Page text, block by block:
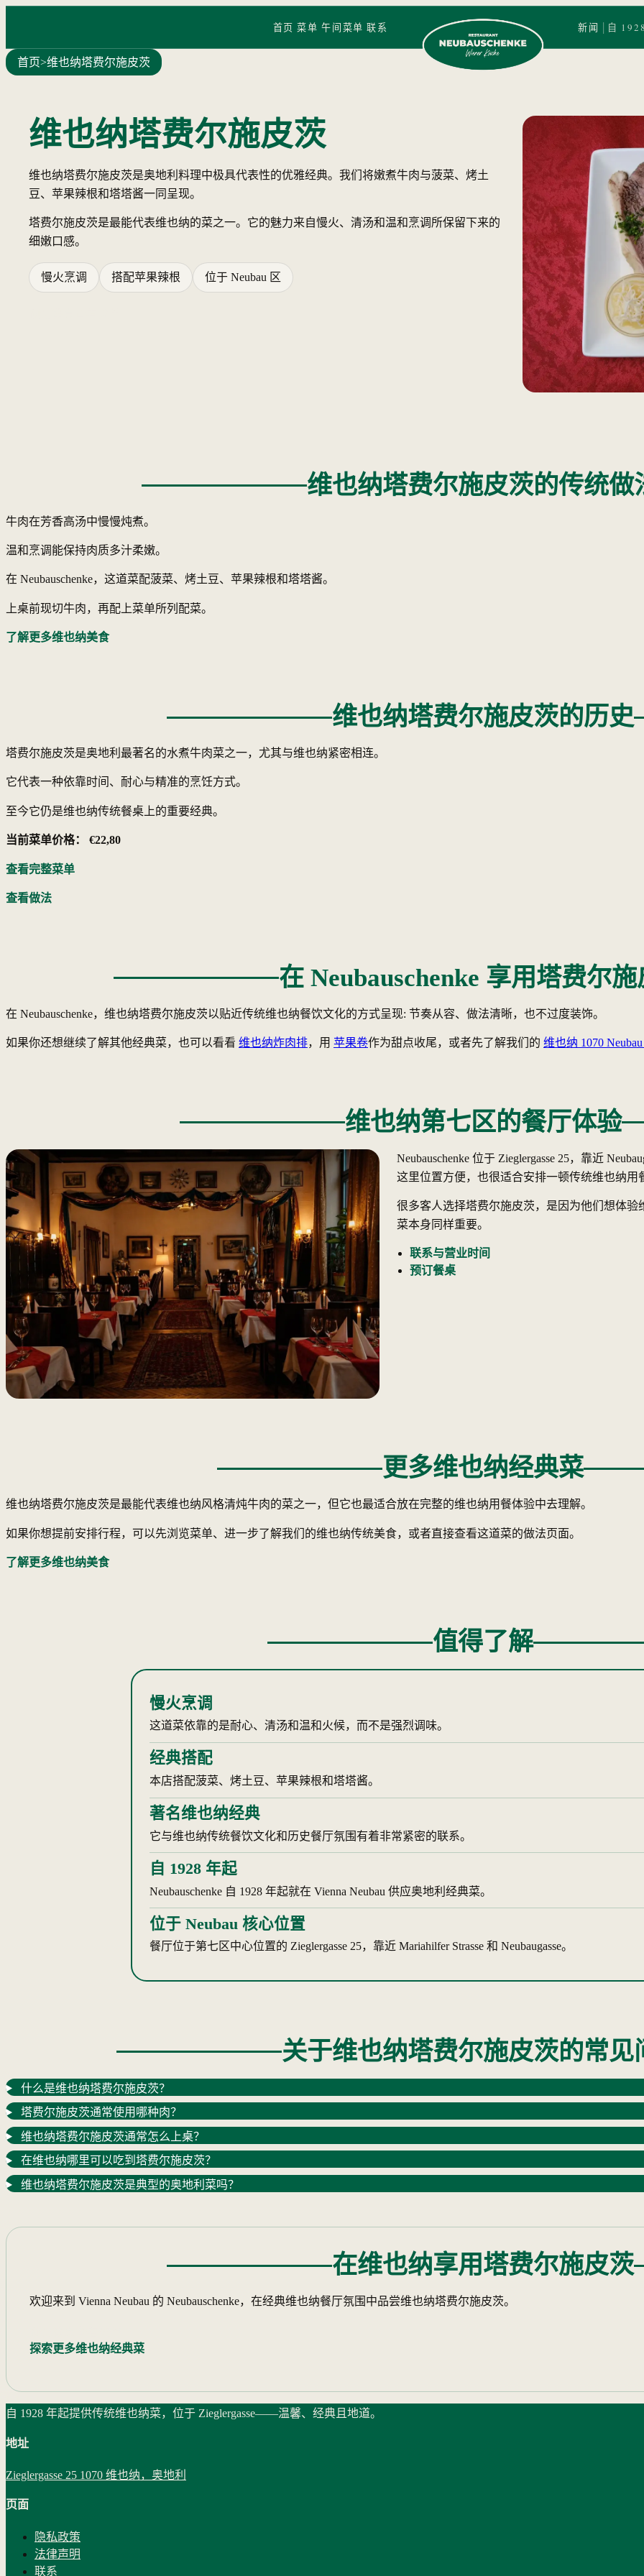
首页 菜单 午间菜单 联系 新闻 | 自
首页>维也纳塔费尔施皮茨
维也纳塔费尔施皮茨
维也纳塔费尔施皮茨是奥地利料理中极具代表性的优雅经典。我们将嫩煮牛肉与菠菜、烤土
豆、苹果辣根和塔塔酱一同呈现。
塔费尔施皮茨是最能代表维也纳的菜之一。它的魅力来自慢火、清汤和温和烹调所保留下来的
细嫩口感。
慢火烹调 搭配苹果辣根 位于 Neubau 区
维也纳塔费尔施皮茨的传统做
牛肉在芳香高汤中慢慢炖煮。
温和烹调能保持肉质多汁柔嫩。
在 Neubauschenke，这道菜配菠菜、烤土豆、苹果辣根和塔塔酱。
上桌前现切牛肉，再配上菜单所列配菜。
了解更多维也纳美食
维也纳塔费尔施皮茨的历史
塔费尔施皮茨是奥地利最著名的水煮牛肉菜之一，尤其与维也纳紧密相连。
它代表一种依靠时间、耐心与精准的烹饪方式。
至今它仍是维也纳传统餐桌上的重要经典。
当前菜单价格： €22,80
查看完整菜单
查看做法
在 Neubauschenke 享用塔费尔
在 Neubauschenke，维也纳塔费尔施皮茨以贴近传统维也纳餐饮文化的方式呈现: 节奏从容、做法清晰，也不过度装饰。
如果你还想继续了解其他经典菜，也可以看看 维也纳炸肉排，用 苹果卷作为甜点收尾，或者先了解我们的 维也纳 1070
维也纳第七区的餐厅体验
Neubauschenke 位于 Zieglergasse 25，靠近
这里位置方便，也很适合安排一顿传统维也纳用
很多客人选择塔费尔施皮茨，是因为他们想体
菜本身同样重要。
联系与营业时间
预订餐桌
更多维也纳经典菜
维也纳塔费尔施皮茨是最能代表维也纳风格清炖牛肉的菜之一，但它也最适合放在完整的维也纳用餐体验中去理解。
如果你想提前安排行程，可以先浏览菜单、进一步了解我们的维也纳传统美食，或者直接查看这道菜的做法页面。
了解更多维也纳美食
值得了解
慢火烹调
这道菜依靠的是耐心、清汤和温和火候，而不是强烈调味。
经典搭配
本店搭配菠菜、烤土豆、苹果辣根和塔塔酱。
著名维也纳经典
它与维也纳传统餐饮文化和历史餐厅氛围有着非常紧密的联系。
自 1928 年起
Neubauschenke 自 1928 年起就在 Vienna Neubau 供应奥地利经典菜。
位于 Neubau 核心位置
餐厅位于第七区中心位置的 Zieglergasse 25，靠近 Mariahilfer Strasse 和 Neubaugasse。
关于维也纳塔费尔施皮茨的常见
什么是维也纳塔费尔施皮茨？
塔费尔施皮茨通常使用哪种肉？
维也纳塔费尔施皮茨通常怎么上桌？
在维也纳哪里可以吃到塔费尔施皮茨？
维也纳塔费尔施皮茨是典型的奥地利菜吗？
在维也纳享用塔费尔施皮茨
欢迎来到 Vienna Neubau 的 Neubauschenke，在经典维也纳餐厅氛围中品尝维也纳塔费尔施皮茨。
探索更多维也纳经典菜
自 1928 年起提供传统维也纳菜，位于 Zieglergasse——温馨、经典且地道。
地址
Zieglergasse 25 1070 维也纳，奥地利
页面
隐私政策
法律声明
联系